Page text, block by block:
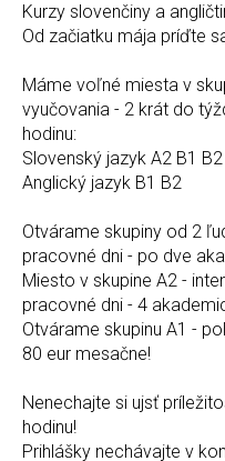
Kurzy slovenčiny a
Od začiatku mája príďte
Máme voľné miesta v
vyučovania - 2 krát do
hodinu:
Slovenský jazyk A2 B1 B2
Anglický jazyk B1 B2
Otvárame skupiny od 2
pracovné dni - po dve
Miesto v skupine A2 -
pracovné dni - 4
Otvárame skupinu A1 -
80 eur mesačne!
Nenechajte si ujsť
hodinu!
Prihlášky nechávajte v